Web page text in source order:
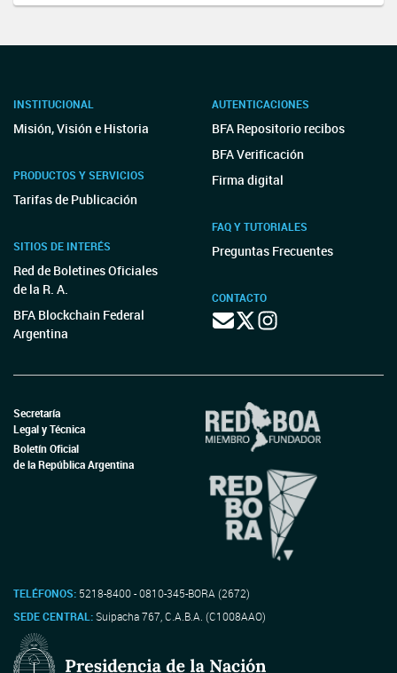
INSTITUCIONAL
Misión, Visión e Historia
PRODUCTOS Y SERVICIOS
Tarifas de Publicación
SITIOS DE INTERÉS
Red de Boletines Oficiales
de la R. A.
BFA Blockchain Federal
Argentina
AUTENTICACIONES
BFA Repositorio recibos
BFA Verificación
Firma digital
FAQ Y TUTORIALES
Preguntas Frecuentes
CONTACTO
Secretaría
Legal y Técnica
Boletín Oficial
de la República Argentina
TELÉFONOS: 5218-8400 - 0810-345-BORA (2672)
SEDE CENTRAL:Suipacha 767, C.A.B.A. (C1008AAO)